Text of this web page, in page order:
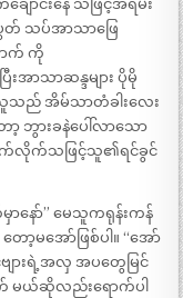
ာင်းနေ သဖြင့်အရမ်း
သပ်အာသာဖြေ
က် ကို
ာသာဆန္ဒများ ပိုမို
ည် အိမ်သာတံခါးလေး
ဘွားခနဲပေါ်လာသော
က်လိုက်သဖြင့်သူ၏ရင်ခွင်
ော်” မေသူကရုန်းကန်
မအော်ဖြစ်ပါ။ “အော်
ျားရဲ့အလှ အပတွေမြင်
က် မယ်ဆိုလည်းရောက်ပါ